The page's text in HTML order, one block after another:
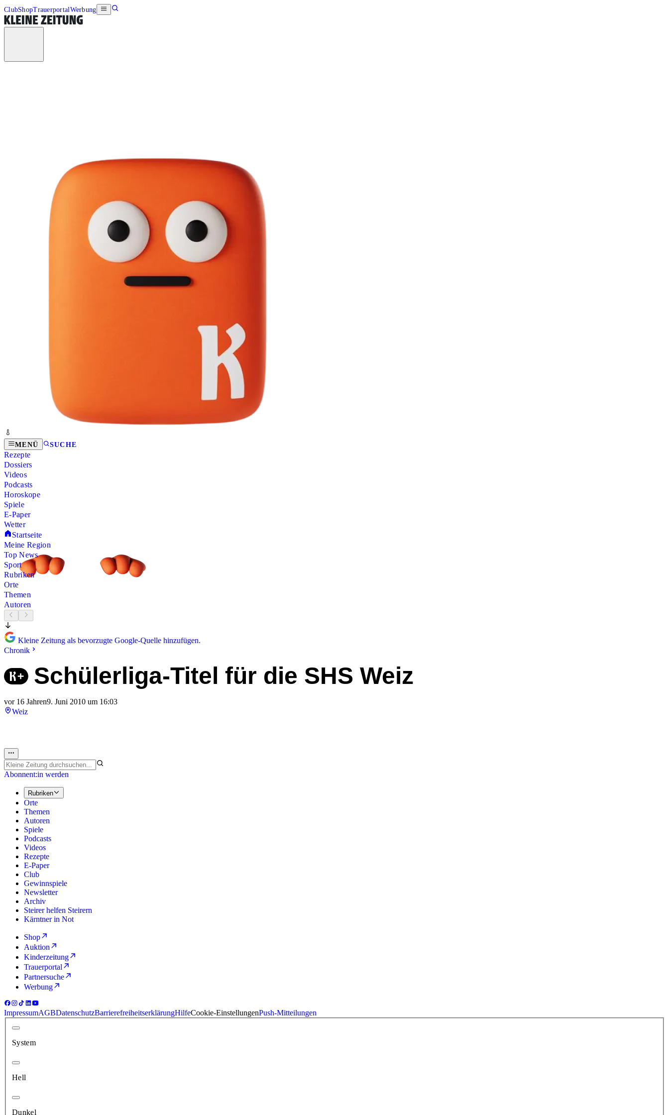
ClubShopTrauerportalWerbung
MENÜ SUCHE
Rezepte
Dossiers
Videos
Podcasts
Horoskope
Spiele
E-Paper
Wetter
Startseite
Meine Region
Top News
Sport
Rubriken
Orte
Themen
Autoren
Kleine Zeitung als bevorzugte Google-Quelle hinzufügen.
Chronik
Schülerliga-Titel für die SHS Weiz
vor 16 Jahren9. Juni 2010 um 16:03
Weiz
Abonnent:in werden
Rubriken
Orte
Themen
Autoren
Spiele
Podcasts
Videos
Rezepte
E-Paper
Club
Gewinnspiele
Newsletter
Archiv
Steirer helfen Steirern
Kärntner in Not
Shop
Auktion
Kinderzeitung
Trauerportal
Partnersuche
Werbung
ImpressumAGBDatenschutzBarrierefreiheitserklärungHilfeCookie-EinstellungenPush-Mitteilungen
System
Hell
Dunkel